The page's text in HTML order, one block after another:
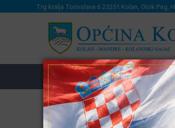
Trg kralja Tomislava 6 23251 Kolan, Otok Pag,
OPĆINSKA UPRAVA
Novosti